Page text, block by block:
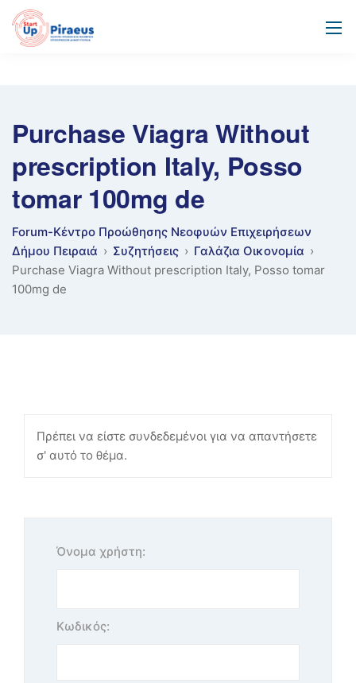
Purchase Viagra Without
prescription Italy, Posso
tomar 100mg de
Forum-Κέντρο Προώθησης Νεοφυών Επιχειρήσεων
Δήμου Πειραιά › Συζητήσεις › Γαλάζια Οικονομία ›
Purchase Viagra Without prescription Italy, Posso tomar
100mg de
Πρέπει να είστε συνδεδεμένοι για να απαντήσετε
σ' αυτό το θέμα.
Όνομα χρήστη:
Κωδικός: